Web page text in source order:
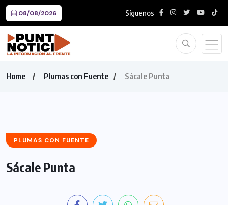
08/08/2026 Síguenos
Home Plumas con Fuente Sácale Punta
PLUMAS CON FUENTE
Sácale Punta